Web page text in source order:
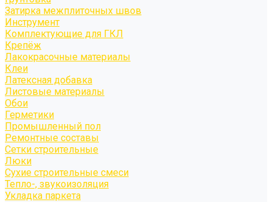
Затирка межплиточных швов
Инструмент
Комплектующие для ГКЛ
Крепёж
Лакокрасочные материалы
Клеи
Латексная добавка
Листовые материалы
Обои
Герметики
Промышленный пол
Ремонтные составы
Сетки строительные
Люки
Сухие строительные смеси
Тепло-, звукоизоляция
Укладка паркета